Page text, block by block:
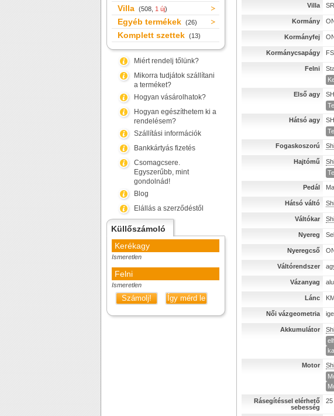
Villa (508, 1 új)
Egyéb termékek (26)
Komplett szettek (13)
Miért rendelj tőlünk?
Mikorra tudjátok szállítani
a terméket?
Hogyan vásárolhatok?
Hogyan egészíthetem ki a
rendelésem?
Szállítási információk
Bankkártyás fizetés
Csomagcsere.
Egyszerűbb, mint
gondolnád!
Blog
Elállás a szerződéstől
Küllőszámoló
Kerékagy
Ismeretlen
Felni
Ismeretlen
Számolj! Így mérd le
Villa
Kormány
Kormányfej
Kormánycsapágy
Felni
Első agy
Hátsó agy
Fogaskoszorú
Hajtómű
Pedál
Hátsó váltó
Váltókar
Nyereg
Nyeregcső
Váltórendszer
Vázanyag
Lánc
Női vázgeometria
Akkumulátor
Motor
Rásegítéssel elérhető
sebesség
25